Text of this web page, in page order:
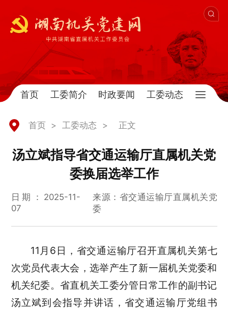
首页 工委简介 时政要闻 工委动态
首页 > 工委动态 > 正文
汤立斌指导省交通运输厅直属机关党
委换届选举工作
日期：2025-11-
07
来源：省交通运输厅直属机关党
委
11月6日，省交通运输厅召开直属机关第七
次党员代表大会，选举产生了新一届机关党委和
机关纪委。省直机关工委分管日常工作的副书记
汤立斌到会指导并讲话，省交通运输厅党组书